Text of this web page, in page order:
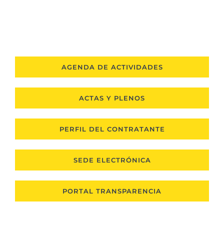
AGENDA DE ACTIVIDADES
ACTAS Y PLENOS
PERFIL DEL CONTRATANTE
SEDE ELECTRÓNICA
PORTAL TRANSPARENCIA